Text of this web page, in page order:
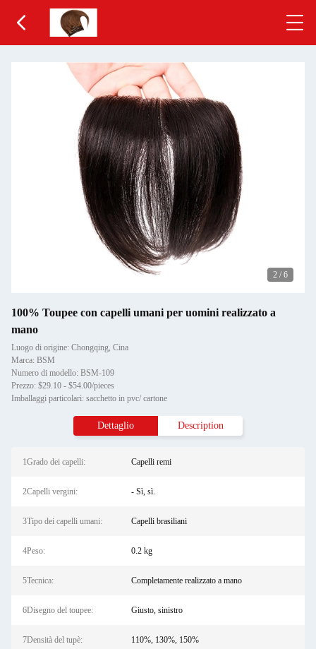
2 / 6
100% Toupee con capelli umani per uomini realizzato a
mano
Luogo di origine: Chongqing, Cina
Marca: BSM
Numero di modello: BSM-109
Prezzo: $29.10 - $54.00/pieces
Imballaggi particolari: sacchetto in pvc/ cartone
Dettaglio Description
1Grado dei capelli: Capelli remi
2Capelli vergini: - Sì, sì.
3Tipo dei capelli umani: Capelli brasiliani
4Peso: 0.2 kg
5Tecnica: Completamente realizzato a mano
6Disegno del toupee: Giusto, sinistro
7Densità del tupè: 110%, 130%, 150%